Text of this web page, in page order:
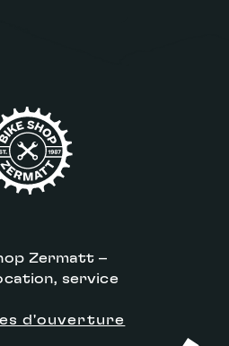
Zermatt –
service
d'ouverture